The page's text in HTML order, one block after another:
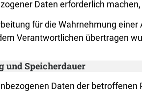
Daten erforderlich
für die Wahrnehmung
Verantwortlichen übertragen
und Speicherdauer
Daten der